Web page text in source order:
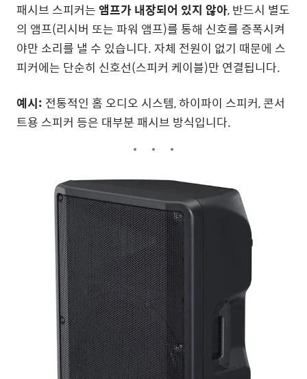
패시브 스피커는앰프가 내장되어 있지 않아, 반드시 별도
의 앰프(리시버 또는 파워 앰프)를 통해 신호를 증폭시켜
야만 소리를 낼 수 있습니다. 자체 전원이 없기 때문에 스
피커에는 단순히 신호선(스피커 케이블)만 연결됩니다.
예시: 전통적인 홈 오디오 시스템, 하이파이 스피커, 콘서
트용 스피커 등은 대부분 패시브 방식입니다.